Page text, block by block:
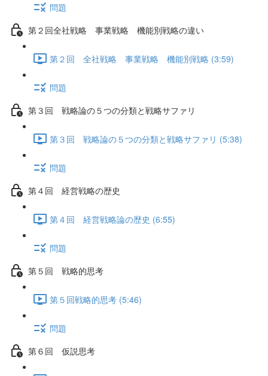
問題
第２回全社戦略 事業戦略 機能別戦略の違い
第２回 全社戦略 事業戦略 機能別戦略 (3:59)
問題
第３回 戦略論の５つの分類と戦略サファリ
第３回 戦略論の５つの分類と戦略サファリ (5:38)
問題
第４回 経営戦略の歴史
第４回 経営戦略論の歴史 (6:55)
問題
第５回 戦略的思考
第５回戦略的思考 (5:46)
問題
第６回 仮説思考